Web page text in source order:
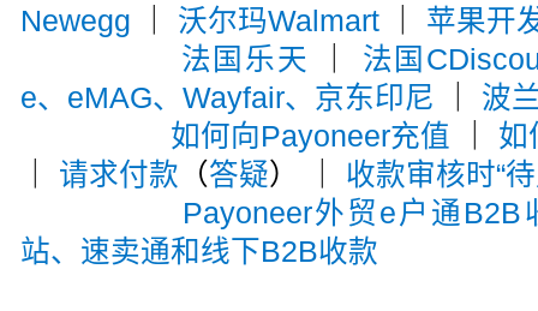
Newegg
沃尔玛Walmart
苹果开
法国乐天
法国
e、eMAG、Wayfair、京东印尼
波
如何向Payoneer充值
如
请求付款 （答疑） ｜ 收款审核时“
Payoneer外贸e户通B2B
站、速卖通和线下B2B收款